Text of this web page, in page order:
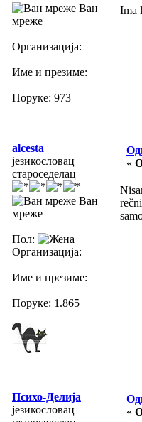
Ван
мреже
Организација:
Име и презиме:
Поруке: 973
Ima
alcesta
језикословац
староседелац
Ван
мреже
Пол:
Организација:
Име и презиме:
Поруке: 1.865
«
Психо-Делија
језикословац
«